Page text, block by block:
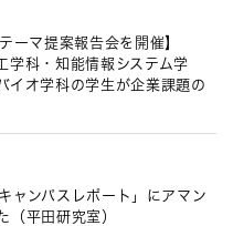
ーマ提案報告会を開催】
学科・知能情報システム学
イオ学科の学生が企業課題の
ャンパスレポート」にアマン
（平田研究室）